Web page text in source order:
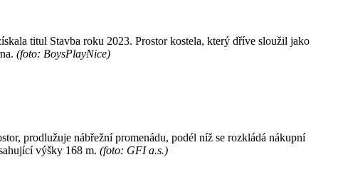
titul Stavba roku 2023. Prostor kostela, který dříve sloužil jako
(foto: BoysPlayNice)
prodlužuje nábřežní promenádu, podél níž se rozkládá nákupní
výšky 168 m. (foto: GFI a.s.)